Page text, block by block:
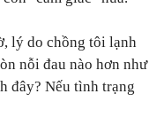
lý do chồng tôi lạnh
nỗi đau nào hơn như
đây? Nếu tình trạng